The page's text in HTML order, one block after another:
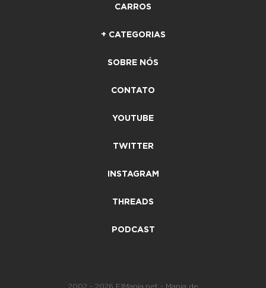
CARROS
+ CATEGORIAS
SOBRE NÓS
CONTATO
YOUTUBE
TWITTER
INSTAGRAM
THREADS
PODCAST
2002 - 2026 F1Mania.net - Mania de